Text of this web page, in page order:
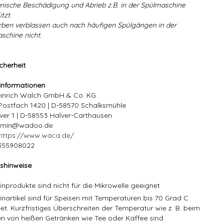
Beschädigung und Abrieb z.B. in der Spülmaschine
verblassen auch nach häufigen Spülgängen in der
nicht.
Walch GmbH & Co. KG
1420 | D-58570 Schalksmühle
1 | D-58553 Halver-Carthausen
www.waca.de/
sind nicht für die Mikrowelle geeignet
sind für Speisen mit Temperaturen bis 70 Grad C
Kurzfristiges Überschreiten der Temperatur wie z. B. beim
von heißen Getränken wie Tee oder Kaffee sind